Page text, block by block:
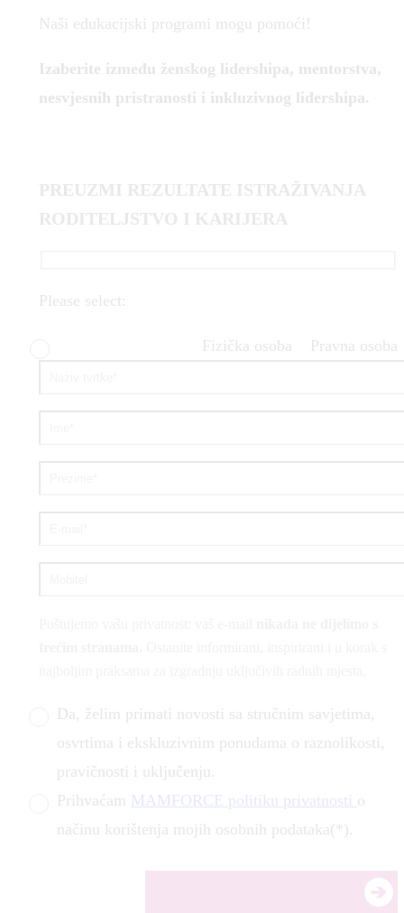
Naši edukacijski programi mogu pomoći!
Izaberite između ženskog lidershipa, mentorstva,
nesvjesnih pristranosti i inkluzivnog lidershipa.
Please select:
Pravna osoba
Fizička osoba
Da, želim primati novosti sa stručnim savjetima,
osvrtima i ekskluzivnim ponudama o raznolikosti,
pravičnosti i uključenju.
Prihvaćam MAMFORCE politiku privatnosti o
načinu korištenja mojih osobnih podataka(*).